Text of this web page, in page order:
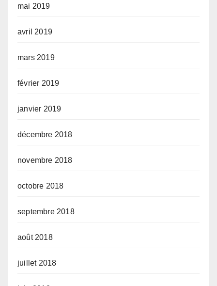
mai 2019
avril 2019
mars 2019
février 2019
janvier 2019
décembre 2018
novembre 2018
octobre 2018
septembre 2018
août 2018
juillet 2018